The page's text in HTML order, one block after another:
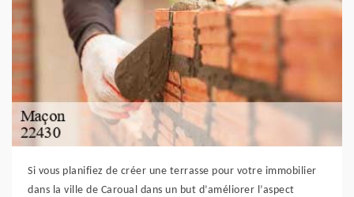
Si vous planifiez de créer une terrasse pour votre immobilier
dans la ville de Caroual dans un but d’améliorer l’aspect